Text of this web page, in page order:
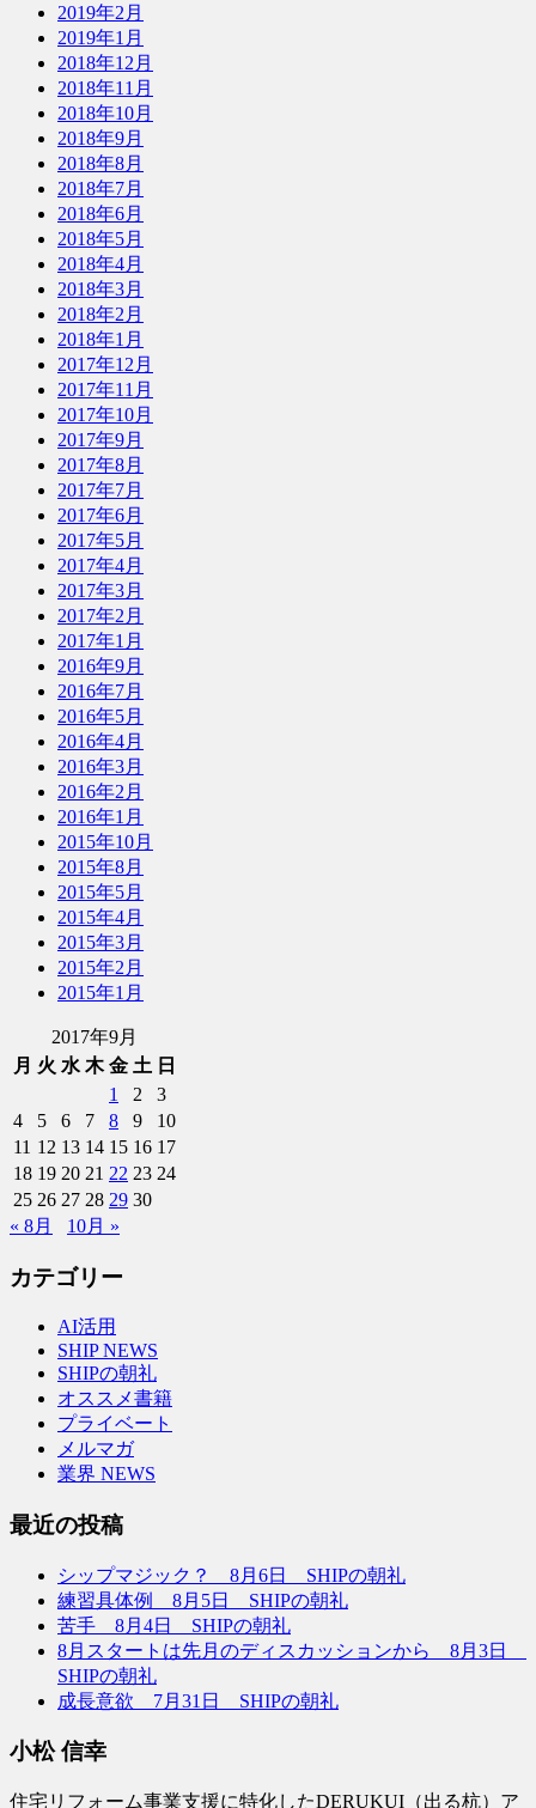
2019年2月
2019年1月
2018年12月
2018年11月
2018年10月
2018年9月
2018年8月
2018年7月
2018年6月
2018年5月
2018年4月
2018年3月
2018年2月
2018年1月
2017年12月
2017年11月
2017年10月
2017年9月
2017年8月
2017年7月
2017年6月
2017年5月
2017年4月
2017年3月
2017年2月
2017年1月
2016年9月
2016年7月
2016年5月
2016年4月
2016年3月
2016年2月
2016年1月
2015年10月
2015年8月
2015年5月
2015年4月
2015年3月
2015年2月
2015年1月
2017年9月
月 火 水 木 金 土 日
1
2
3
4
5 6 7 8 9
10
11 12 13 14 15 16 17
18 19 20 21 22 23 24
25 26 27 28 29 30
« 8月
10月 »
カテゴリー
AI活用
SHIP NEWS
SHIPの朝礼
オススメ書籍
プライベート
メルマガ
業界 NEWS
最近の投稿
シップマジック？ 8月6日 SHIPの朝礼
練習具体例 8月5日 SHIPの朝礼
苦手 8月4日 SHIPの朝礼
8月スタートは先月のディスカッションから 8月3日
SHIPの朝礼
成長意欲 7月31日 SHIPの朝礼
小松 信幸
住宅リフォーム事業支援に特化したDERUKUI（出る杭）ア